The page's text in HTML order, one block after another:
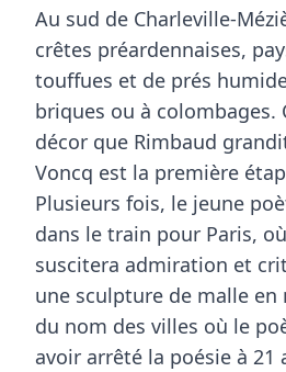
Au sud de Charleville-
crêtes préardennaises,
touffues et de prés
briques ou à colombages.
décor que Rimbaud
Voncq est la première
Plusieurs fois, le jeune
dans le train pour Paris,
suscitera admiration et
une sculpture de malle en
du nom des villes où le
avoir arrêté la poésie à 21